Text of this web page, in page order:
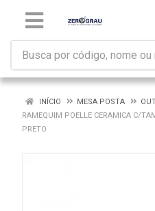
INÍCIO MESA POSTA
RAMEQUIM POELLE CERAMICA C/
PRETO